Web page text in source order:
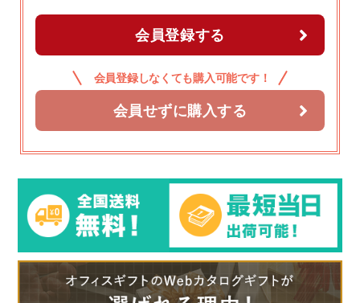
会員登録する
会員登録しなくても購入可能です！
会員せずに購入する